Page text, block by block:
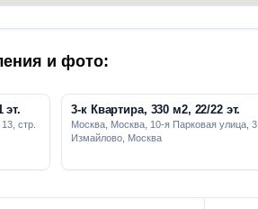
и фото:
эт.
стр.
3-к Квартира, 330 м2, 22/22 эт.
Москва, Москва, 10-я Парковая улица, 3,
Измайлово, Москва